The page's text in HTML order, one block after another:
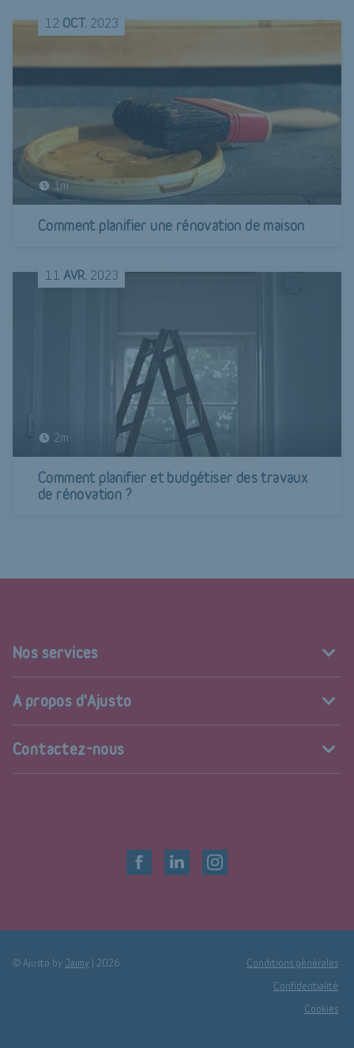
12 OCT. 2023
1m
Comment planifier une rénovation de maison
11 AVR. 2023
2m
Comment planifier et budgétiser des travaux
de rénovation ?
Nos services
A propos d'Ajusto
Contactez-nous
© Ajusto by Jaimy 2026 Conditions générales
Confidentialité
Cookies